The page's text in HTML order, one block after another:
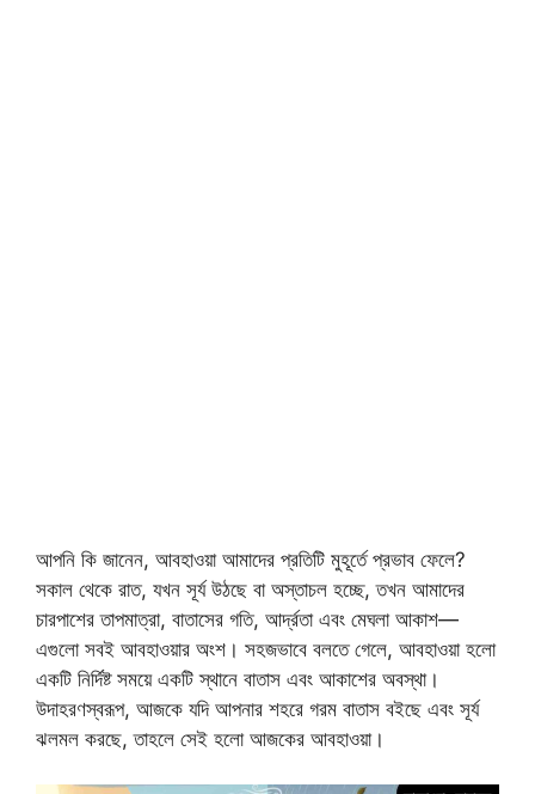
আপনি কি জানেন, আবহাওয়া আমাদের প্রতিটি মুহূর্তে প্রভাব ফেলে?
সকাল থেকে রাত, যখন সূর্য উঠছে বা অস্তাচল হচ্ছে, তখন আমাদের
চারপাশের তাপমাত্রা, বাতাসের গতি, আর্দ্রতা এবং মেঘলা আকাশ—
এগুলো সবই আবহাওয়ার অংশ। সহজভাবে বলতে গেলে, আবহাওয়া হলো
একটি নির্দিষ্ট সময়ে একটি স্থানে বাতাস এবং আকাশের অবস্থা।
উদাহরণস্বরূপ, আজকে যদি আপনার শহরে গরম বাতাস বইছে এবং সূর্য
ঝলমল করছে, তাহলে সেই হলো আজকের আবহাওয়া।